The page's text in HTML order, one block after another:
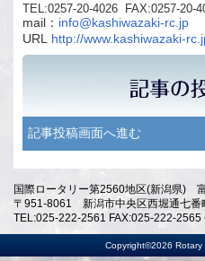
TEL:0257-20-4026 FAX:0257-20-
mail： info@kashiwazaki-rc.jp
URL http://www.kashiwazaki-
記事投稿画面へ進む
国際ロータリー第2560地区(新潟県)
〒951-8061 新潟市中央区西堀通七
TEL:025-222-2561 FAX:025-222-2565
Copyright©2026 Rotary